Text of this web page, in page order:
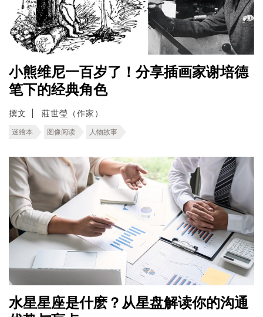
小熊维尼一百岁了！分享插画家谢培德
笔下的经典角色
撰文 莊世瑩（作家）
迷繪本 图像阅读 人物故事
水星星座是什麽？从星盘解读你的沟通